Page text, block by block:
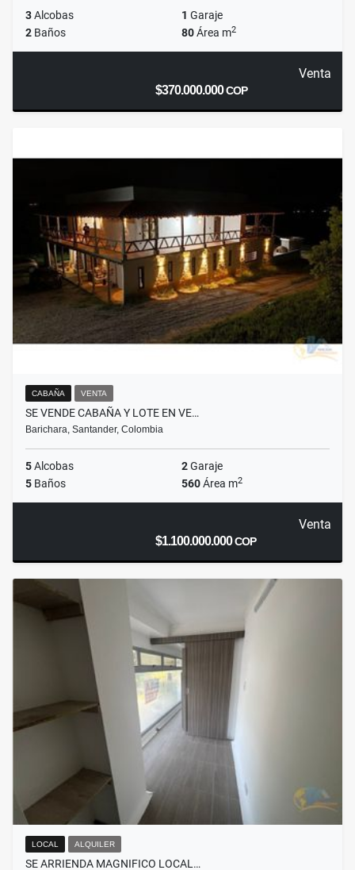
3Alcobas 1 Garaje
2 Baños 80Área m2
Venta
$370.000.000COP
CABAÑA VENTA
SE VENDE CABAÑA Y LOTE EN VE…
Barichara, Santander, Colombia
5Alcobas 2Garaje
5 Baños 560Área m2
Venta
$1.100.000.000COP
LOCAL ALQUILER
SE ARRIENDA MAGNIFICO LOCAL…